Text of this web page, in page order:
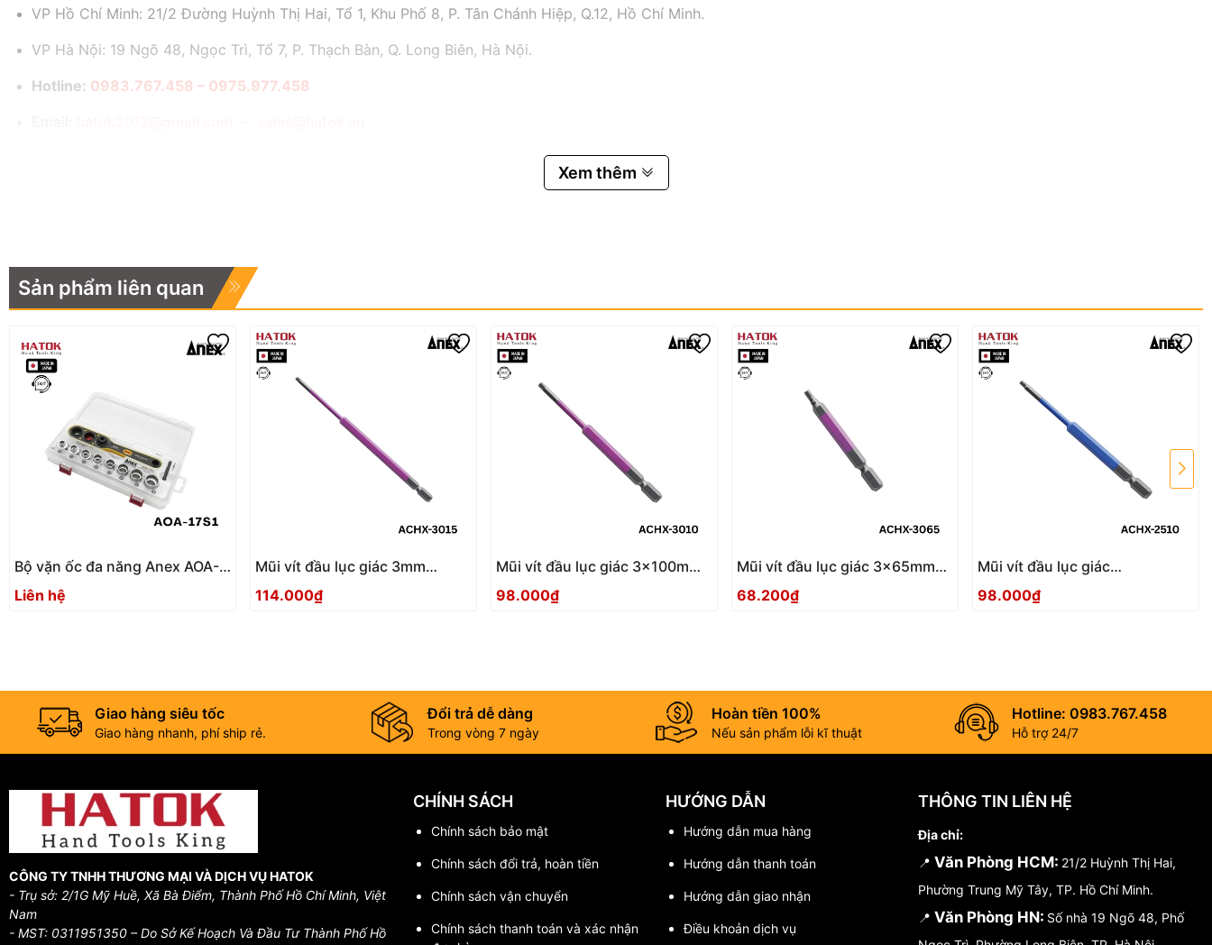
VP Hồ Chí Minh: 21/2 Đường Huỳnh Thị Hai, Tổ 1, Khu Phố 8, P. Tân Chánh Hiệp, Q.12, Hồ Chí Minh.
VP Hà Nội: 19 Ngõ 48, Ngọc Trì, Tổ 7, P. Thạch Bàn, Q. Long Biên, Hà Nội.
Hotline: 0983.767.458 – 0975.977.458
Xem thêm
Sản phẩm liên quan
Bộ vặn ốc đa năng Anex AOA-
17S1 Nhật Bản
Liên hệ
Mũi vít đầu lục giác 3mm
ACHX-3015 Anex
114.000₫
Mũi vít đầu lục giác 3x100mm
ACHX-3010 Anex
98.000₫
Mũi vít đầu lục giác 3x65mm
ACHX-3065 Anex
68.200₫
Mũi vít đầu lục giác
2.5x100mm ACHX-2510 Anex
98.000₫
Giao hàng siêu tốc
Giao hàng nhanh, phí ship rẻ.
Đổi trả dễ dàng
Trong vòng 7 ngày
Hoàn tiền 100%
Nếu sản phẩm lỗi kĩ thuật
Hotline: 0983.767.458
Hỗ trợ 24/7
CÔNG TY TNHH THƯƠNG MẠI VÀ DỊCH VỤ HATOK
- Trụ sở: 2/1G Mỹ Huề, Xã Bà Điểm, Thành Phố Hồ Chí Minh, Việt
Nam
- MST: 0311951350 – Do Sở Kế Hoạch Và Đầu Tư Thành Phố Hồ
CHÍNH SÁCH
Chính sách bảo mật
Chính sách đổi trả, hoàn tiền
Chính sách vận chuyển
Chính sách thanh toán và xác nhận
HƯỚNG DẪN
Hướng dẫn mua hàng
Hướng dẫn thanh toán
Hướng dẫn giao nhận
Điều khoản dịch vụ
THÔNG TIN LIÊN HỆ
Địa chỉ:
📍 Văn Phòng HCM: 21/2 Huỳnh Thị Hai,
Phường Trung Mỹ Tây, TP. Hồ Chí Minh.
📍 Văn Phòng HN: Số nhà 19 Ngõ 48, Phố